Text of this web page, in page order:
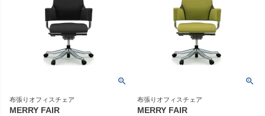
布張りオフィスチェア
MERRY FAIR
布張りオフィスチェア
MERRY FAIR